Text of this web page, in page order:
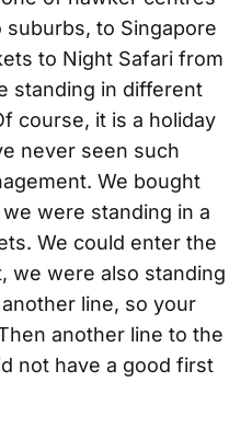
to Singapore
to Night Safari from
standing in different
course, it is a holiday
never seen such
We bought
were standing in a
We could enter the
we were also standing
line, so your
another line to the
not have a good first